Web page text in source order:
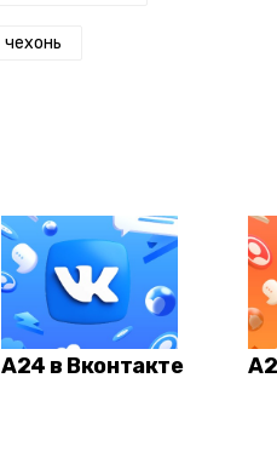
чехонь
А24 в Вконтакте